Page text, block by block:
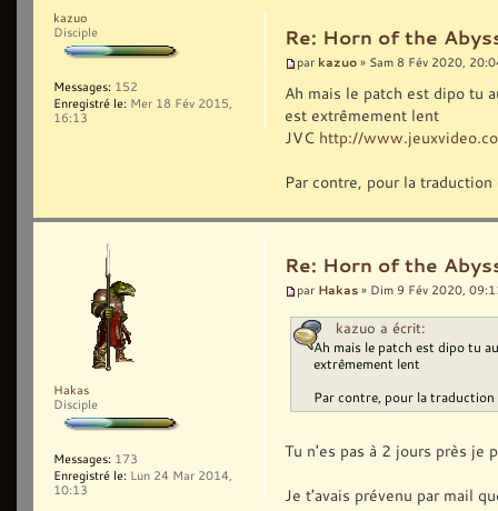
Re: Horn of the
par kazuo » Sam 8 Fév 2020,
Ah mais le patch est dipo tu
est extrêmement lent
JVC http://
Par contre, pour la
kazuo
Disciple
Messages: 152
Enregistré le: Mer 18 Fév 2015,
16:13
Re: Horn of the
par Hakas » Dim 9 Fév 2020,
kazuo a écrit:
Ah mais le patch est dipo tu
extrêmement lent
Par contre, pour la traduction
Tu n'es pas à 2 jours près je
Je t'avais prévenu par mail
Hakas
Disciple
Messages: 173
Enregistré le: Lun 24 Mar 2014,
10:13